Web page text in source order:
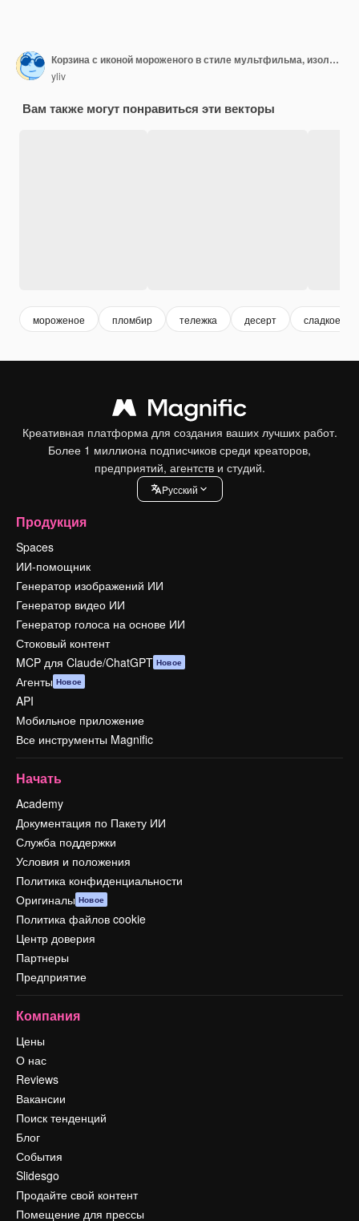
Корзина с иконой мороженого в стиле мультфильма, изолированной на белом фоне.
yliv
Вам также могут понравиться эти векторы
мороженое пломбир тележка десерт сладкое
Креативная платформа для создания ваших лучших работ.
Более 1 миллиона подписчиков среди креаторов,
предприятий, агентств и студий.
Pусский
Продукция
Spaces
ИИ-помощник
Генератор изображений ИИ
Генератор видео ИИ
Генератор голоса на основе ИИ
Стоковый контент
MCP для Claude/ChatGPT Новое
Агенты Новое
API
Мобильное приложение
Все инструменты Magnific
Начать
Academy
Документация по Пакету ИИ
Служба поддержки
Условия и положения
Политика конфиденциальности
Оригиналы Новое
Политика файлов cookie
Центр доверия
Партнеры
Предприятие
Компания
Цены
О нас
Reviews
Вакансии
Поиск тенденций
Блог
События
Slidesgo
Продайте свой контент
Помещение для прессы